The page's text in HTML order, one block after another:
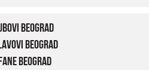
Beograd
Beograd
Beograd